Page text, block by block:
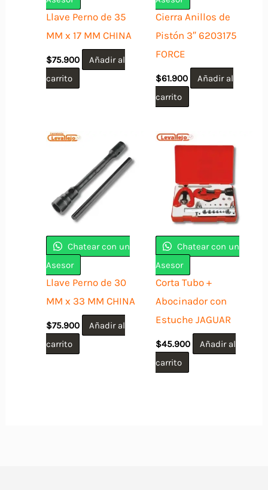
Llave Perno de 35
MM x 17 MM CHINA
$75.900
Añadir al
carrito
Cierra Anillos de
Pistón 3″ 6203175
FORCE
$61.900
Añadir al
carrito
Chatear con un
Asesor
Llave Perno de 30
MM x 33 MM CHINA
$75.900
Añadir al
carrito
Chatear con un
Asesor
Corta Tubo +
Abocinador con
Estuche JAGUAR
$45.900
Añadir al
carrito